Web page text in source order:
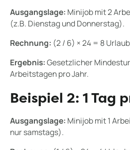
Ausgangslage: Minijob mit 2
(z.B. Dienstag und Donnerstag).
Rechnung: (2 / 6) × 24 = 8
Ergebnis:Gesetzlicher
Arbeitstagen pro Jahr.
Beispiel 2: 1 Tag
Ausgangslage: Minijob mit 1
nur samstags).